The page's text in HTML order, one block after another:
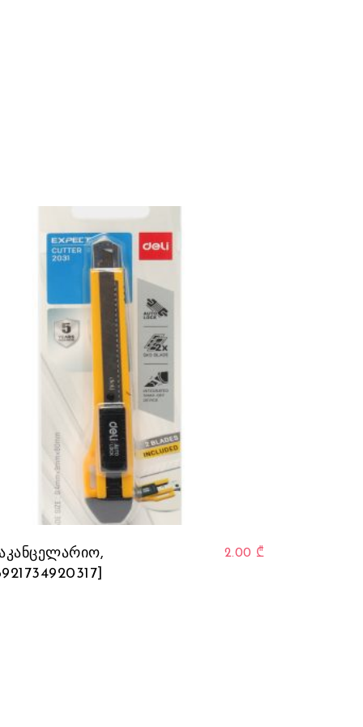
The options may be chosen on the product page
2.00 ₾